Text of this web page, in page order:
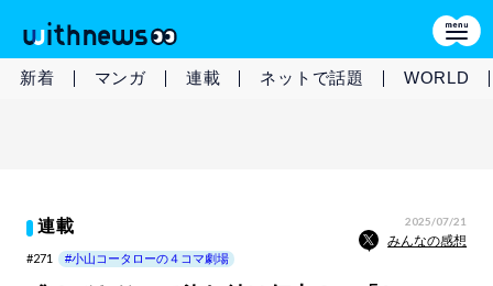
新着 マンガ 連載 ネットで話題 WORLD
連載 2025/07/21
みんなの感想
#271 #小山コータローの４コマ劇場